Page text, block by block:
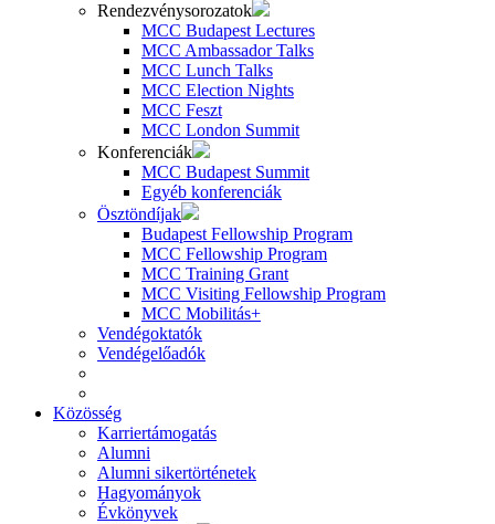
Rendezvénysorozatok
MCC Budapest Lectures
MCC Ambassador Talks
MCC Lunch Talks
MCC Election Nights
MCC Feszt
MCC London Summit
Konferenciák
MCC Budapest Summit
Egyéb konferenciák
Ösztöndíjak
Budapest Fellowship Program
MCC Fellowship Program
MCC Training Grant
MCC Visiting Fellowship Program
MCC Mobilitás+
Vendégoktatók
Vendégelőadók
Közösség
Karriertámogatás
Alumni
Alumni sikertörténetek
Hagyományok
Évkönyvek